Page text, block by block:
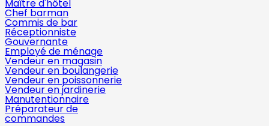
Maître d'hôtel
Chef barman
Commis de bar
Réceptionniste
Gouvernante
Employé de ménage
Vendeur en magasin
Vendeur en boulangerie
Vendeur en poissonnerie
Vendeur en jardinerie
Manutentionnaire
Préparateur de
commandes